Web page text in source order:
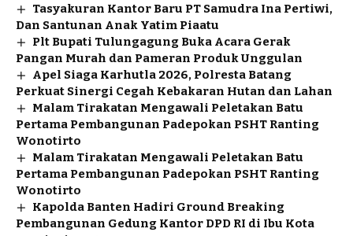
Tasyakuran Kantor Baru PT Samudra Ina Pertiwi,
Dan Santunan Anak Yatim Piaatu
Plt Bupati Tulungagung Buka Acara Gerak
Pangan Murah dan Pameran Produk Unggulan
Apel Siaga Karhutla 2026, Polresta Batang
Perkuat Sinergi Cegah Kebakaran Hutan dan Lahan
Malam Tirakatan Mengawali Peletakan Batu
Pertama Pembangunan Padepokan PSHT Ranting
Wonotirto
Malam Tirakatan Mengawali Peletakan Batu
Pertama Pembangunan Padepokan PSHT Ranting
Wonotirto
Kapolda Banten Hadiri Ground Breaking
Pembangunan Gedung Kantor DPD RI di Ibu Kota